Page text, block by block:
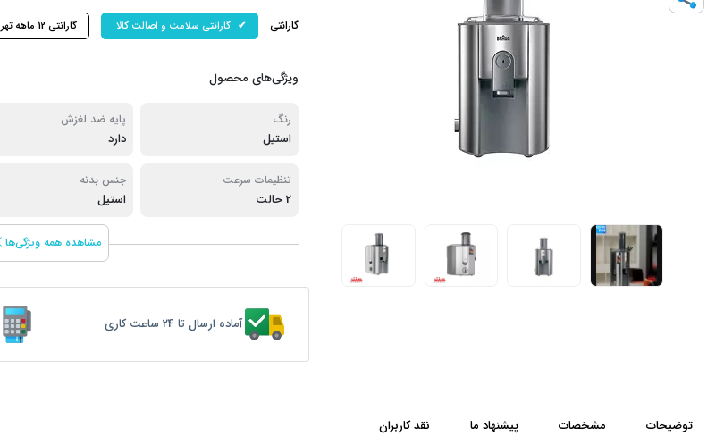
گارانتی گارانتی سلامت و اصالت کالا گارانتی 12 ماهه تهران سرویس
ویژگی‌های محصول
رنگ
استیل
پایه ضد لغزش
دارد
تنظیمات سرعت
2 حالت
جنس بدنه
استیل
مشاهده همه ویژگی‌ها
آماده ارسال تا 24 ساعت کاری
توضیحات مشخصات پیشنهاد ما نقد کاربران